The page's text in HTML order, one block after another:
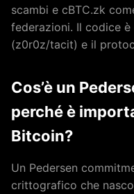
scambi e cBTC.zk
federazioni. Il codice
(z0r0z/tacit) e il
Cos’è un
perché è
Bitcoin?
Un Pedersen
crittografico che